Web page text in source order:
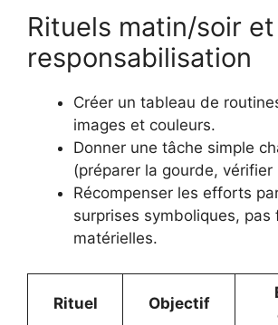
Rituels matin/soir et
responsabilisation
Créer un tableau de
images et couleurs.
Donner une tâche simple
(préparer la gourde, vérifier
Récompenser les efforts
surprises symboliques, pas
matérielles.
Rituel Objectif